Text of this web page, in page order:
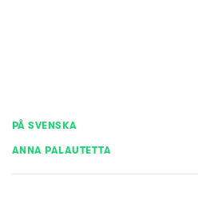
PÅ SVENSKA
ANNA PALAUTETTA